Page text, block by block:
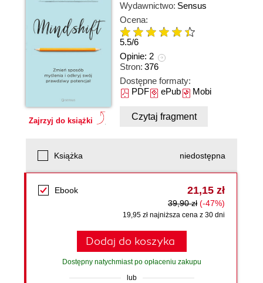
Zajrzyj do książki
Wydawnictwo: Sensus
Ocena:
5.5/6
Opinie: 2
Stron: 376
Dostępne formaty:
PDFePubMobi
Czytaj fragment
Książka niedostępna
Ebook 21,15 zł
39,90 zł (-47%)
19,95 zł najniższa cena z 30 dni
Dodaj do koszyka
Dostępny natychmiast po opłaceniu zakupu
lub